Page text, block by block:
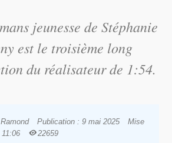
jeunesse de Stéphanie
est le troisième long
du réalisateur de 1:54.
Publication : 9 mai 2025
Mise
22659